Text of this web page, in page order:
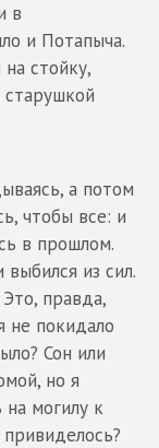
в
и Потапыча.
стойку,
а потом
чтобы все: и
в прошлом.
из сил.
правда,
не покидало
Сон или
но я
могилу к